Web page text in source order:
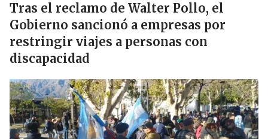
Tras el reclamo de Walter Pollo, el
Gobierno sancionó a empresas por
restringir viajes a personas con
discapacidad